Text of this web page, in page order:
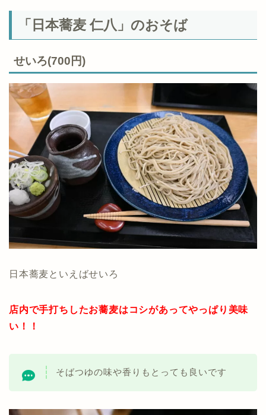
「日本蕎麦 仁八」のおそば
せいろ(700円)
日本蕎麦といえばせいろ
店内で手打ちしたお蕎麦はコシがあってやっぱり美味
い！！
そばつゆの味や香りもとっても良いです